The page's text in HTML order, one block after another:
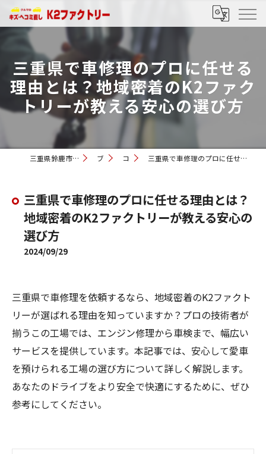
三重県で車修理のプロに任せる
理由とは？地域密着のK2ファク
トリーが教える安心の選び方
三重県鈴鹿市の車修理ならK2ファクトリー ブログ コラム 三重県で車修理のプロに任せる理由とは？地域密着のK2ファクトリーが教える安心の選び方
三重県で車修理のプロに任せる理由とは？
地域密着のK2ファクトリーが教える安心の
選び方
2024/09/29
三重県で車修理を依頼するなら、地域密着のK2ファクト
リーが選ばれる理由を知っていますか？プロの技術者が
揃うこの工場では、エンジン修理から車検まで、幅広い
サービスを提供しています。本記事では、安心して愛車
を預けられる工場の選び方について詳しく解説します。
あなたのドライブをより安全で快適にするために、ぜひ
参考にしてください。